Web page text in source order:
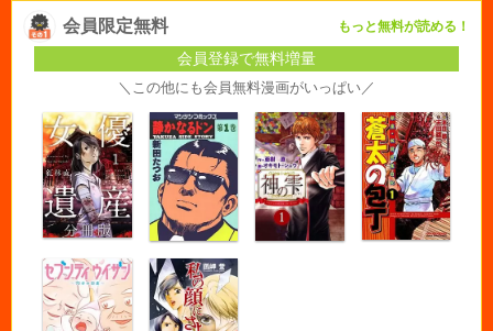
会員限定無料 もっと無料が読める！
会員登録で無料増量
＼この他にも会員無料漫画がいっぱい／